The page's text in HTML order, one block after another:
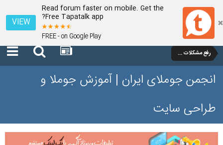
Read forum faster on mobile. Get the
Free Tapatalk app?
FREE - on Google Play
VIEW
رفع مشکلات و سوالات عمومی جوملا 3 تا 3.9
انجمن جوملای ایران | آموزش جوملا و
طراحی سایت